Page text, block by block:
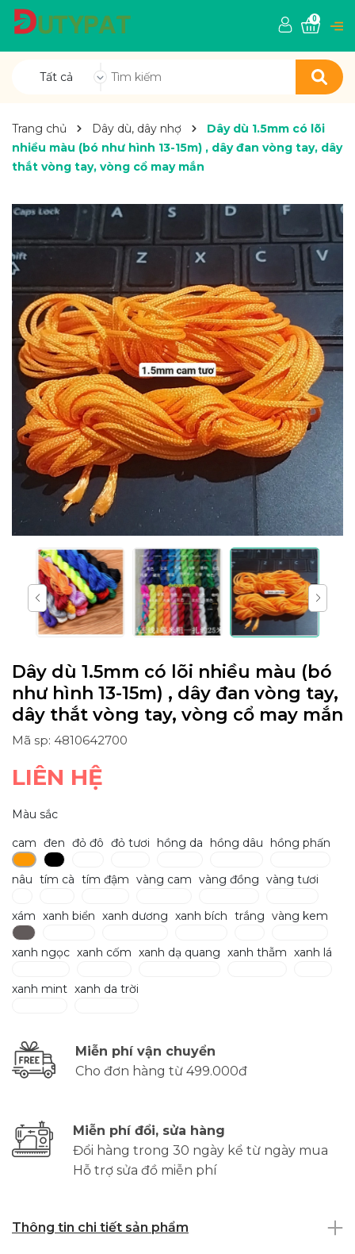
Tất cả
0
Trang chủ Dây dù, dây nhợ
Dây dù 1.5mm có lõi
nhiều màu (bó như hình 13-15m) , dây đan vòng tay, dây
thắt vòng tay, vòng cổ may mắn
Dây dù 1.5mm có lõi nhiều màu (bó
như hình 13-15m) , dây đan vòng tay,
dây thắt vòng tay, vòng cổ may mắn
Mã sp: 4810642700
LIÊN HỆ
Màu sắc
cam đen đỏ đô đỏ tươi hồng da hồng dâu hồng phấn
nâu tím cà tím đậm vàng cam vàng đồng vàng tươi
xám xanh biển xanh dương xanh bích trắng vàng kem
xanh ngọc xanh cốm xanh dạ quang xanh thẫm xanh lá
xanh mint xanh da trời
Miễn phí vận chuyển
Cho đơn hàng từ 499.000đ
Miễn phí đổi, sửa hàng
Đổi hàng trong 30 ngày kể từ ngày mua
Hỗ trợ sửa đồ miễn phí
Thông tin chi tiết sản phẩm